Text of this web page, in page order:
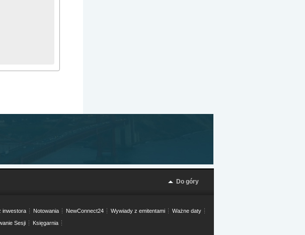
Do góry
inwestora Notowania NewConnect24 Wywiady z emitentami
Ważne daty
Sesji Księgarnia